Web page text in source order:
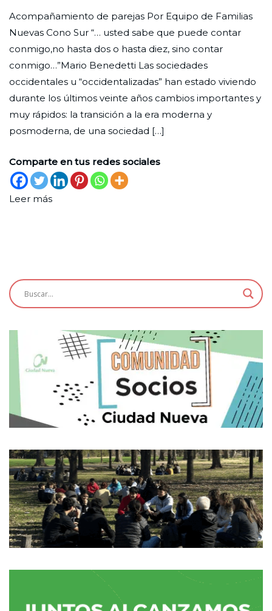
diciembre
de
2022
conmigo
Acompañamiento de parejas Por Equipo de Familias
Nuevas Cono Sur “… usted sabe que puede contar
conmigo,no hasta dos o hasta diez, sino contar
conmigo…”Mario Benedetti Las sociedades
occidentales u “occidentalizadas” han estado viviendo
durante los últimos veinte años cambios importantes y
muy rápidos: la transición a la era moderna y
posmoderna, de una sociedad […]
Comparte en tus redes sociales
Leer más